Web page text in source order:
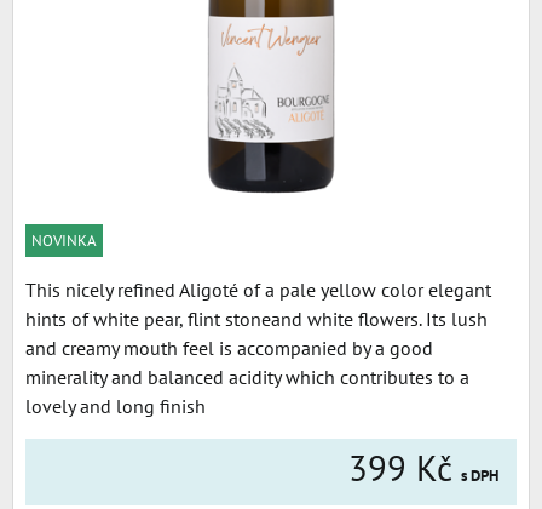
NOVINKA
This nicely refined Aligoté of a pale yellow color elegant
hints of white pear, flint stoneand white flowers. Its lush
and creamy mouth feel is accompanied by a good
minerality and balanced acidity which contributes to a
lovely and long finish
399 Kč s DPH